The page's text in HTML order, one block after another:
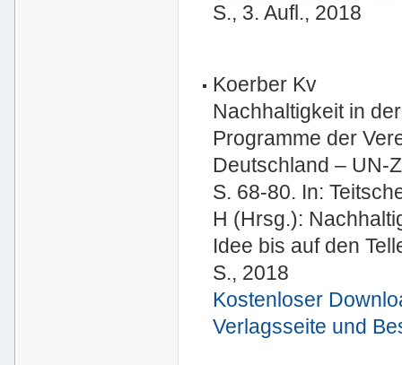
S., 3. Aufl., 2018
Koerber Kv
Nachhaltigkeit in
Programme der
Deutschland – UN-
S. 68-80. In:
H (Hrsg.):
Idee bis auf den
S., 2018
Kostenloser
Verlagsseite und